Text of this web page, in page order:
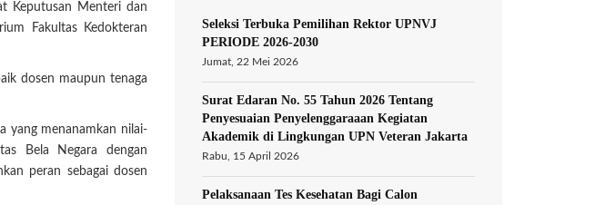
Keputusan Menteri dan
Fakultas Kedokteran
dosen maupun tenaga
yang menanamkan nilai-
Bela Negara dengan
peran sebagai dosen
Seleksi Terbuka Pemilihan Rektor UPNVJ
PERIODE 2026-2030
Jumat, 22 Mei 2026
Surat Edaran No. 55 Tahun 2026 Tentang
Penyesuaian Penyelenggaraaan Kegiatan
Akademik di Lingkungan UPN Veteran Jakarta
Rabu, 15 April 2026
Pelaksanaan Tes Kesehatan Bagi Calon